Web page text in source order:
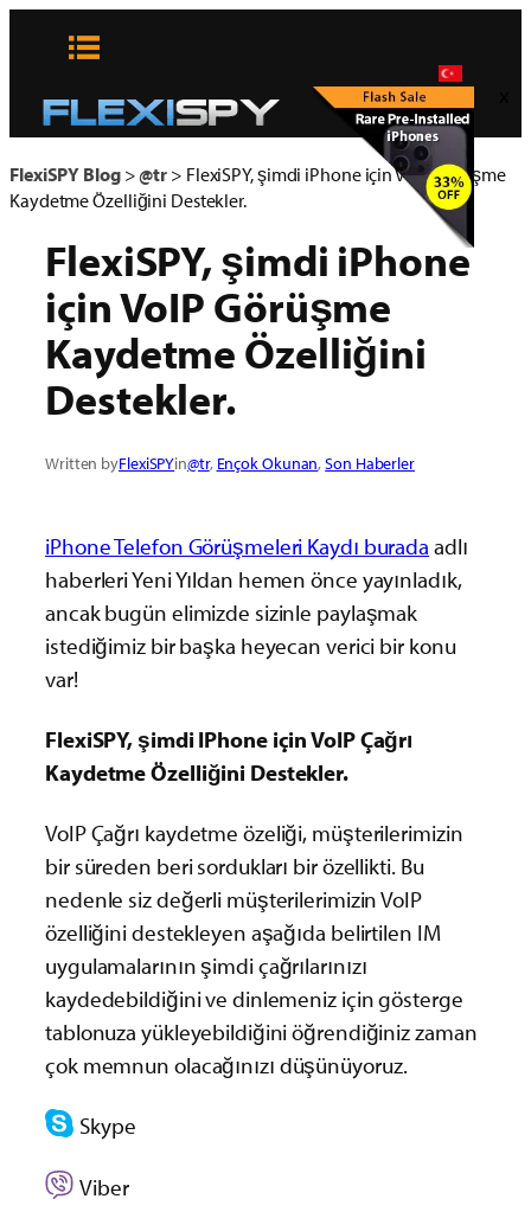
FlexiSPY Blog>@tr > FlexiSPY, şimdi iPhone için VoIP Görüşme
Kaydetme Özelliğini Destekler.
FlexiSPY, şimdi iPhone
için VoIP Görüşme
Kaydetme Özelliğini
Destekler.
Written byFlexiSPYin@tr, Ençok Okunan, Son Haberler
iPhone Telefon Görüşmeleri Kaydı burada adlı
haberleri Yeni Yıldan hemen önce yayınladık,
ancak bugün elimizde sizinle paylaşmak
istediğimiz bir başka heyecan verici bir konu
var!
FlexiSPY, şimdi IPhone için VoIP Çağrı
Kaydetme Özelliğini Destekler.
VoIP Çağrı kaydetme özeliği, müşterilerimizin
bir süreden beri sordukları bir özellikti. Bu
nedenle siz değerli müşterilerimizin VoIP
özelliğini destekleyen aşağıda belirtilen IM
uygulamalarının şimdi çağrılarınızı
kaydedebildiğini ve dinlemeniz için gösterge
tablonuza yükleyebildiğini öğrendiğiniz zaman
çok memnun olacağınızı düşünüyoruz.
Skype
Viber